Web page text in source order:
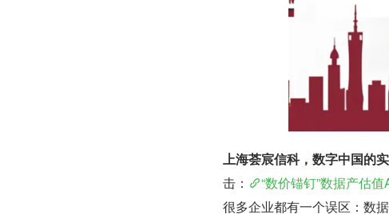
上海荟宸信科，数字中国的
击：
“数价锚钉”数据产估
很多企业都有一个误区：数